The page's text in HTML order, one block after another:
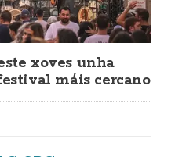
xoves unha
máis cercano